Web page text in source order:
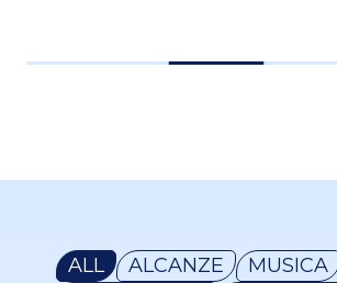
ALL ALCANZE MUSICA